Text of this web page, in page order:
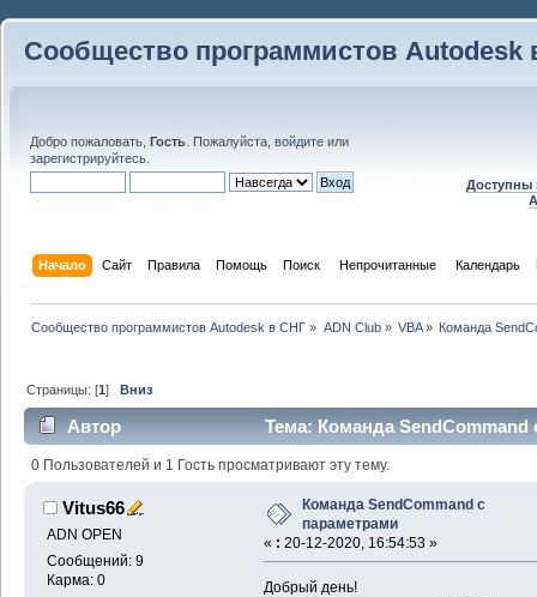
Сообщество программистов Autodesk
Добро пожаловать, Гость . Пожалуйста, войдите или
зарегистрируйтесь
Доступны
Начало Сайт Правила Помощь Поиск Непрочитанные Календарь
Сообщество программистов Autodesk в СНГ » ADN Club» VBA» Команда
Страницы: [1]Вниз
Автор Тема: Команда SendCommand
0 Пользователей и 1 Гость просматривают эту тему.
Vitus66
ADN OPEN
Сообщений: 9
Карма: 0
Команда SendCommand с
параметрами
« : 20-12-2020, 16:54:53 »
Добрый день!